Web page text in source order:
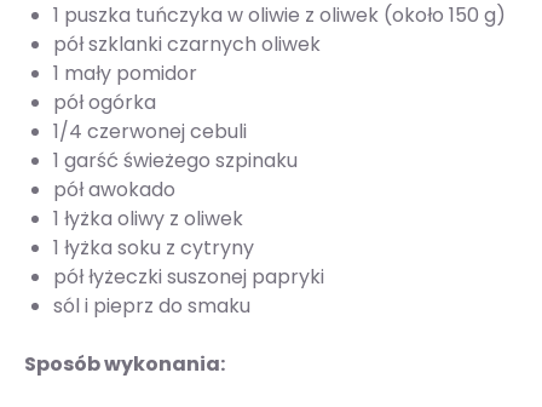
1 puszka tuńczyka w oliwie z oliwek (około 150 g)
pół szklanki czarnych oliwek
1 mały pomidor
pół ogórka
1/4 czerwonej cebuli
1 garść świeżego szpinaku
pół awokado
1 łyżka oliwy z oliwek
1 łyżka soku z cytryny
pół łyżeczki suszonej papryki
sól i pieprz do smaku
Sposób wykonania: